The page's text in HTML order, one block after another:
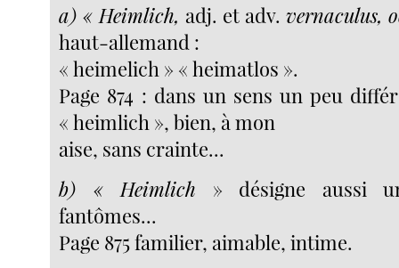
a) « Heimlich, adj. et adv. vernaculus,
haut-allemand :
« heimelich » « heimatlos ».
Page 874 : dans un sens un peu
« heimlich », bien, à mon
aise, sans crainte...
b) « Heimlich » désigne aussi
fantômes...
Page 875 familier, aimable, intime.